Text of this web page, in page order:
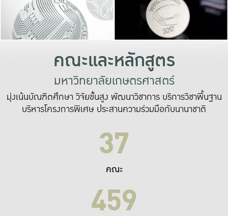
เปลี่ยนแปลง แล
เพื่อทำง
ระบบสารสนเทศ
คณะและหลักสูตร
มหาวิทยาลัยเกษตรศาสตร์
มุ่งเน้นบัณฑิตศึกษา วิจัยขั้นสูง พัฒนาวิชาการ บริการวิชาพื้นฐาน
บริหารโครงการพิเศษ ประสานความร่วมมือกับนานาชาติ
37
คณะ
459